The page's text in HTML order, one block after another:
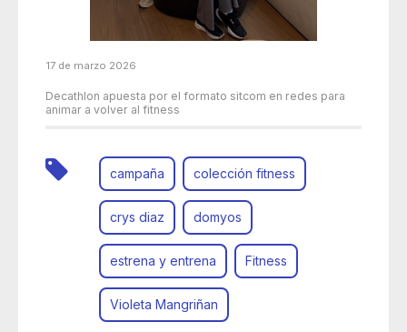
17 de marzo 2026
Decathlon apuesta por el formato sitcom en redes para
animar a volver al fitness
campaña colección fitness
crys diaz domyos
estrena y entrena Fitness
Violeta Mangriñan